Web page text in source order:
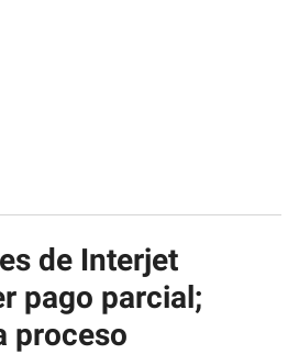
de Interjet
pago parcial;
proceso